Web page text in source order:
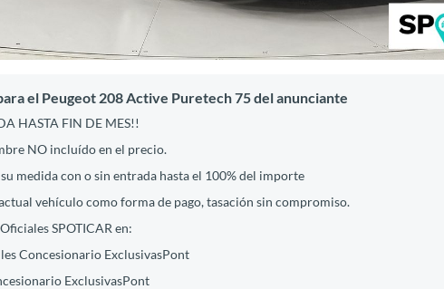
el Peugeot 208 Active Puretech 75 del anunciante
HASTA FIN DE MES!!
NO incluído en el precio.
medida con o sin entrada hasta el 100% del importe
vehículo como forma de pago, tasación sin compromiso.
SPOTICAR en:
Concesionario ExclusivasPont
ExclusivasPont